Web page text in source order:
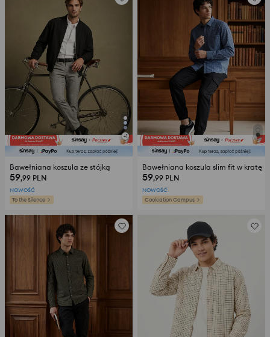
+1
Bawełniana koszula ze stójką
59,99 PLN
NOWOŚĆ
To the Silence
Bawełniana koszula slim fit w kratę
59,99 PLN
NOWOŚĆ
Coolcation Campus